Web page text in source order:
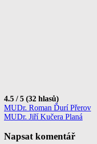
4.5 / 5 (32 hlasů)
Navigace
pro
příspěvek
MUDr. Roman Ďurí Přerov
MUDr. Jiří Kučera Planá
Napsat komentář